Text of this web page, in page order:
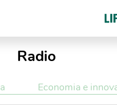
Radio
Economia e